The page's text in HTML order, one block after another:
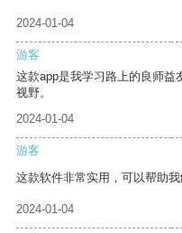
2024-01-04
游客
这款app是我学习路上的良师益
视野。
2024-01-04
游客
这款软件非常实用，可以帮助我
2024-01-04